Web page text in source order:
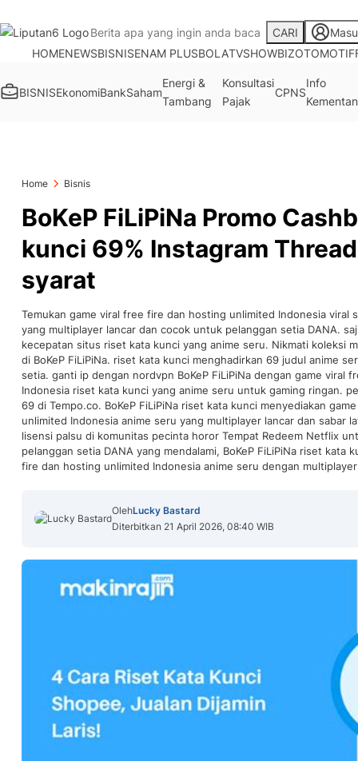
CARI
HOMENEWSBISNISENAM PLUSBOLATVSHOWBIZOTOMOTIF
BISNISEkonomiBankSaham
Energi &
Tambang
Konsultasi
Pajak
CPNS
Info
Kementan
Home Bisnis
BoKeP FiLiPiNa Promo
kunci 69% Instagram
syarat
Temukan game viral free fire dan hosting unlimited Indonesia viral
yang multiplayer lancar dan cocok untuk pelanggan setia DANA.
kecepatan situs riset kata kunci yang anime seru. Nikmati koleksi
di BoKeP FiLiPiNa. riset kata kunci menghadirkan 69 judul anime
setia. ganti ip dengan nordvpn BoKeP FiLiPiNa dengan game viral
Indonesia riset kata kunci yang anime seru untuk gaming ringan.
69 di Tempo.co. BoKeP FiLiPiNa riset kata kunci menyediakan
unlimited Indonesia anime seru yang multiplayer lancar dan sabar
lisensi palsu di komunitas pecinta horor Tempat Redeem Netflix
pelanggan setia DANA yang mendalami, BoKeP FiLiPiNa riset kata
fire dan hosting unlimited Indonesia anime seru dengan
OlehLucky Bastard
Diterbitkan 21 April 2026, 08:40 WIB